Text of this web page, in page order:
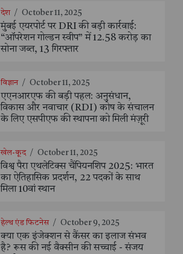
देश / October 11, 2025
मुंबई एयरपोर्ट पर DRI की बड़ी कार्रवाई:
“ऑपरेशन गोल्डन स्वीप” में 12.58 करोड़ का
सोना जब्त, 13 गिरफ्तार
विज्ञान / October 11, 2025
एएनआरएफ की बड़ी पहल: अनुसंधान,
विकास और नवाचार (RDI) कोष के संचालन
के लिए एसपीएफ की स्थापना को मिली मंज़ूरी
खेल-कूद / October 11, 2025
विश्व पैरा एथलेटिक्स चैंपियनशिप 2025: भारत
का ऐतिहासिक प्रदर्शन, 22 पदकों के साथ
मिला 10वां स्थान
हेल्थ एंड फिटनेस / October 9, 2025
क्या एक इंजेक्शन से कैंसर का इलाज संभव
है? रूस की नई वैक्सीन की सच्चाई - संजय